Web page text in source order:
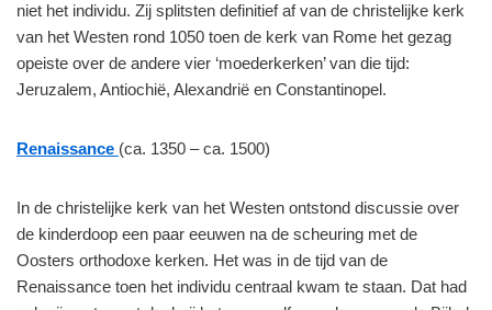
niet het individu. Zij splitsten definitief af van de christelijke kerk
van het Westen rond 1050 toen de kerk van Rome het gezag
opeiste over de andere vier ‘moederkerken’ van die tijd:
Jeruzalem, Antiochië, Alexandrië en Constantinopel.
Renaissance (ca. 1350 – ca. 1500)
In de christelijke kerk van het Westen ontstond discussie over
de kinderdoop een paar eeuwen na de scheuring met de
Oosters orthodoxe kerken. Het was in de tijd van de
Renaissance toen het individu centraal kwam te staan. Dat had